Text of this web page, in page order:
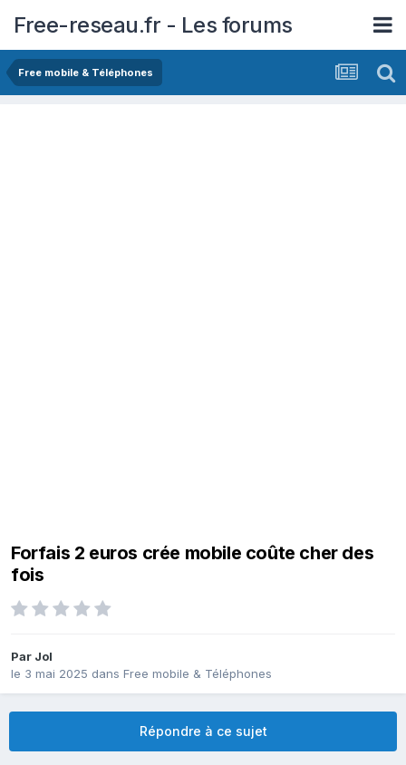
Free-reseau.fr - Les forums
Free mobile & Téléphones
Forfais 2 euros crée mobile coûte cher des
fois
Par Jol
le 3 mai 2025 dans Free mobile & Téléphones
Répondre à ce sujet